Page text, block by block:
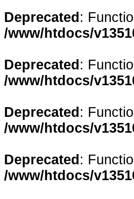
Deprecated :
/www/htdocs/
Deprecated :
/www/htdocs/
Deprecated :
/www/htdocs/
Deprecated :
/www/htdocs/